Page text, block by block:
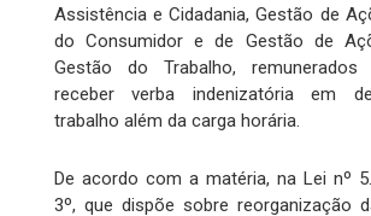
Assistência e Cidadania, Gestão de
do Consumidor e de Gestão de
Gestão do Trabalho, remunerados
receber verba indenizatória em
trabalho além da carga horária.
De acordo com a matéria, na Lei nº
3º, que dispõe sobre reorganização